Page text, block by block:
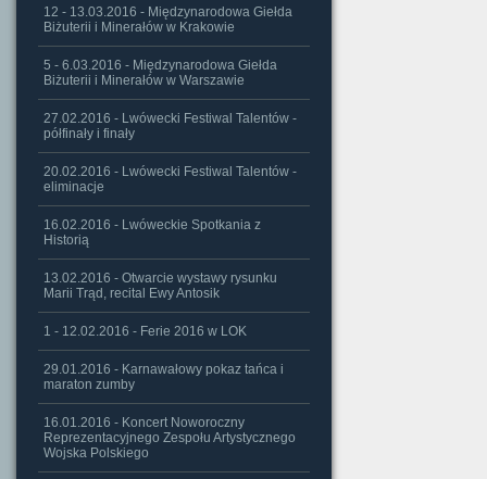
12 - 13.03.2016 - Międzynarodowa Giełda
Biżuterii i Minerałów w Krakowie
5 - 6.03.2016 - Międzynarodowa Giełda
Biżuterii i Minerałów w Warszawie
27.02.2016 - Lwówecki Festiwal Talentów -
półfinały i finały
20.02.2016 - Lwówecki Festiwal Talentów -
eliminacje
16.02.2016 - Lwóweckie Spotkania z
Historią
13.02.2016 - Otwarcie wystawy rysunku
Marii Trąd, recital Ewy Antosik
1 - 12.02.2016 - Ferie 2016 w LOK
29.01.2016 - Karnawałowy pokaz tańca i
maraton zumby
16.01.2016 - Koncert Noworoczny
Reprezentacyjnego Zespołu Artystycznego
Wojska Polskiego